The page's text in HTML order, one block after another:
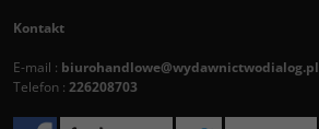
Kontakt
E-mail : biurohandlowe@wydawnictwodialog.pl
Telefon : 226208703